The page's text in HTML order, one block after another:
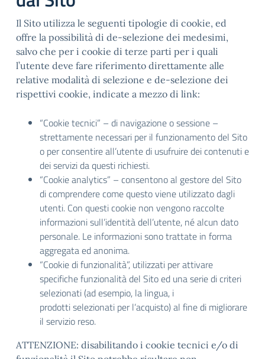
Il Sito utilizza le seguenti tipologie di cookie, ed
offre la possibilità di de-selezione dei medesimi,
salvo che per i cookie di terze parti per i quali
l’utente deve fare riferimento direttamente alle
relative modalità di selezione e de-selezione dei
rispettivi cookie, indicate a mezzo di link:
“Cookie tecnici” – di navigazione o sessione –
strettamente necessari per il funzionamento del Sito
o per consentire all’utente di usufruire dei contenuti e
dei servizi da questi richiesti.
“Cookie analytics” – consentono al gestore del Sito
di comprendere come questo viene utilizzato dagli
utenti. Con questi cookie non vengono raccolte
informazioni sull’identità dell’utente, né alcun dato
personale. Le informazioni sono trattate in forma
aggregata ed anonima.
“Cookie di funzionalità”, utilizzati per attivare
specifiche funzionalità del Sito ed una serie di criteri
selezionati (ad esempio, la lingua, i
prodotti selezionati per l’acquisto) al fine di migliorare
il servizio reso.
ATTENZIONE: disabilitando i cookie tecnici e/o di